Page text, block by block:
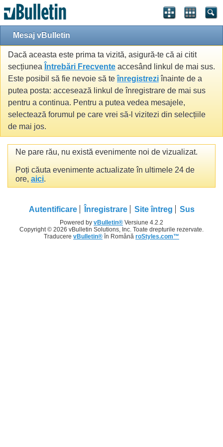
Mesaj vBulletin
Dacă aceasta este prima ta vizită, asigură-te că ai citit
secțiunea Întrebări Frecvente accesând linkul de mai sus.
Este posibil să fie nevoie să teînregistreziînainte de a
putea posta: accesează linkul de înregistrare de mai sus
pentru a continua. Pentru a putea vedea mesajele,
selectează forumul pe care vrei să-l vizitezi din selecțiile
de mai jos.
Ne pare rău, nu există evenimente noi de vizualizat.
Poți căuta evenimente actualizate în ultimele 24 de
ore, aici.
Autentificare Înregistrare Site întreg Sus
Powered by vBulletin® Versiune 4.2.2
Copyright © 2026 vBulletin Solutions, Inc. Toate drepturile rezervate.
Traducere vBulletin® în Română roStyles.com™